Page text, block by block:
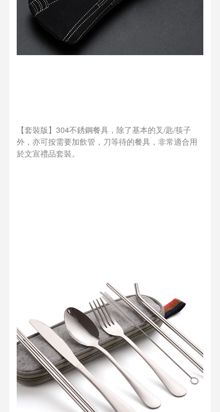
【套裝版】304不銹鋼餐具，除了基本的叉/匙/筷子
外，亦可按需要加飲管，刀等待的餐具，非常適合用
於文宣禮品套裝。